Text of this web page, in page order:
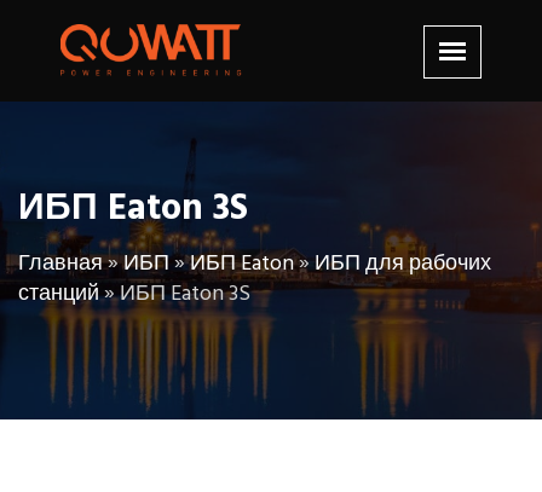
ИБП Eaton 3S
Главная»ИБП»ИБП Eaton»ИБП для рабочих
станций»ИБП Eaton 3S